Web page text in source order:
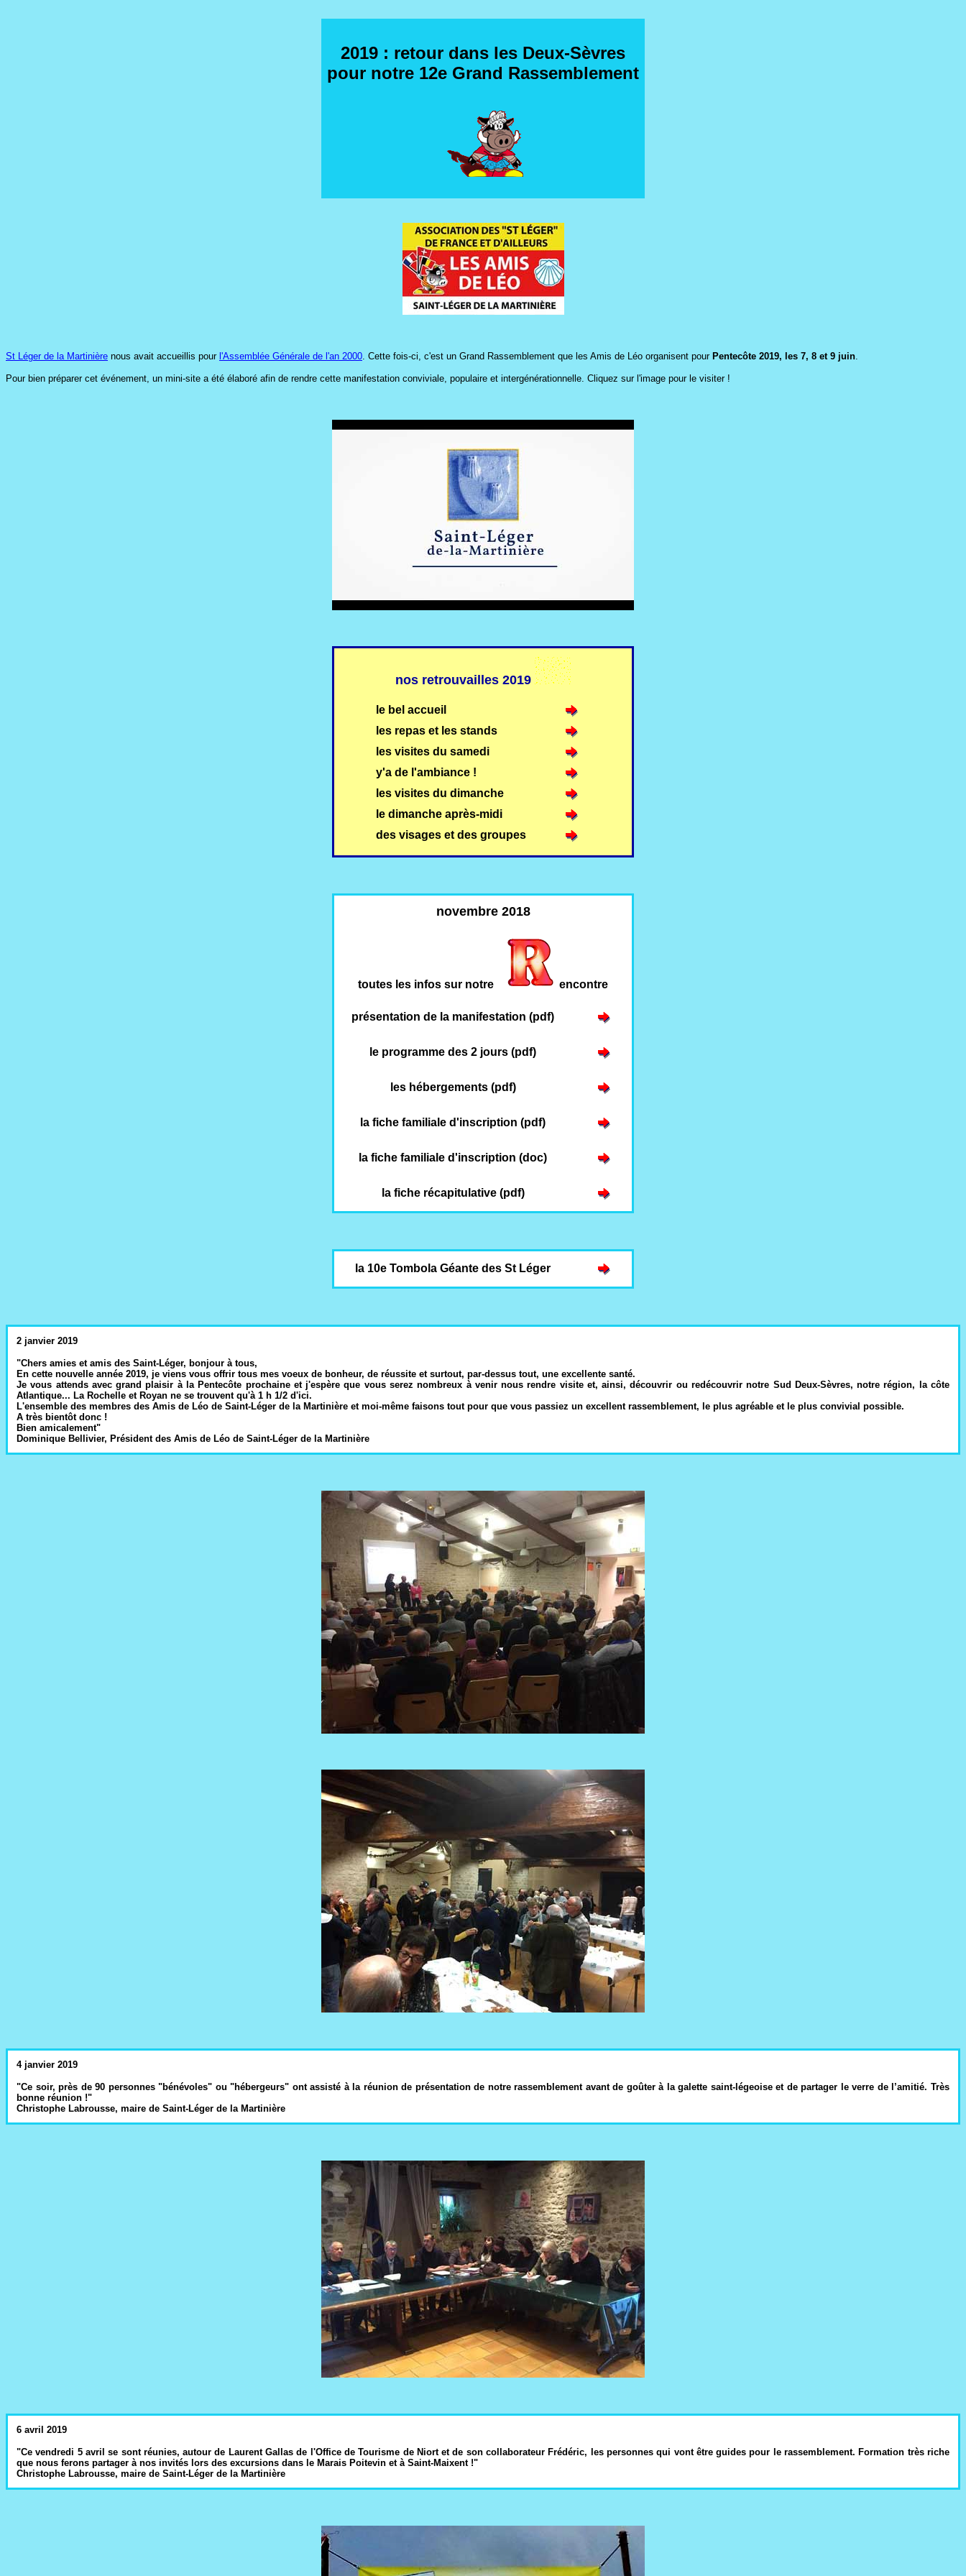
2019 : retour dans les Deux-Sèvres
pour notre 12e Grand Rassemblement
St Léger de la Martinière nous avait accueillis pour l'Assemblée Générale de l'an 2000. Cette fois-ci, c'est un Grand Rassemblement que les Amis de Léo organisent pour Pentecôte 2019, les 7, 8 et 9 juin.
Pour bien préparer cet événement, un mini-site a été élaboré afin de rendre cette manifestation conviviale, populaire et intergénérationnelle. Cliquez sur l'image pour le visiter !
nos retrouvailles 2019
le bel accueil
les repas et les stands
les visites du samedi
y'a de l'ambiance !
les visites du dimanche
le dimanche après-midi
des visages et des groupes
novembre 2018
toutes les infos sur notre encontre
présentation de la manifestation (pdf)
le programme des 2 jours (pdf)
les hébergements (pdf)
la fiche familiale d'inscription (pdf)
la fiche familiale d'inscription (doc)
la fiche récapitulative (pdf)
la 10e Tombola Géante des St Léger
2 janvier 2019
"Chers amies et amis des Saint-Léger, bonjour à tous,
En cette nouvelle année 2019, je viens vous offrir tous mes voeux de bonheur, de réussite et surtout, par-dessus tout, une excellente santé.
Je vous attends avec grand plaisir à la Pentecôte prochaine et j'espère que vous serez nombreux à venir nous rendre visite et, ainsi, découvrir ou redécouvrir notre Sud Deux-Sèvres, notre région, la côte
Atlantique... La Rochelle et Royan ne se trouvent qu'à 1 h 1/2 d'ici.
L'ensemble des membres des Amis de Léo de Saint-Léger de la Martinière et moi-même faisons tout pour que vous passiez un excellent rassemblement, le plus agréable et le plus convivial possible.
A très bientôt donc !
Bien amicalement"
Dominique Bellivier, Président des Amis de Léo de Saint-Léger de la Martinière
4 janvier 2019
"Ce soir, près de 90 personnes "bénévoles" ou "hébergeurs" ont assisté à la réunion de présentation de notre rassemblement avant de goûter à la galette saint-légeoise et de partager le verre de l’amitié. Très
bonne réunion !"
Christophe Labrousse, maire de Saint-Léger de la Martinière
6 avril 2019
"Ce vendredi 5 avril se sont réunies, autour de Laurent Gallas de l'Office de Tourisme de Niort et de son collaborateur Frédéric, les personnes qui vont être guides pour le rassemblement. Formation très riche
que nous ferons partager à nos invités lors des excursions dans le Marais Poitevin et à Saint-Maixent !"
Christophe Labrousse, maire de Saint-Léger de la Martinière